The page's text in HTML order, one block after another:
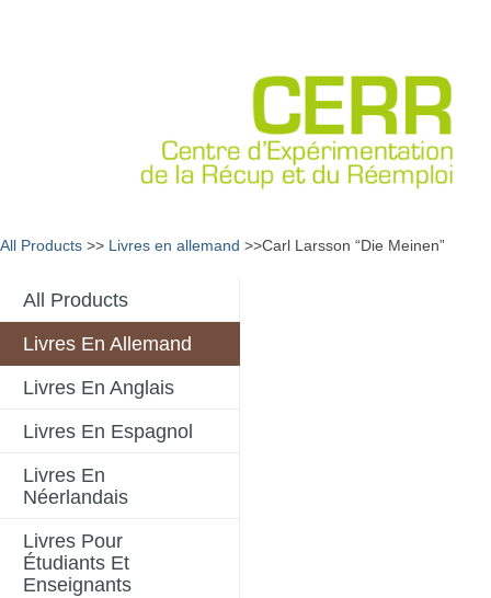
All Products >> Livres en allemand >>Carl Larsson “Die Meinen”
All Products
Livres En Allemand
Livres En Anglais
Livres En Espagnol
Livres En
Néerlandais
Livres Pour
Étudiants Et
Enseignants